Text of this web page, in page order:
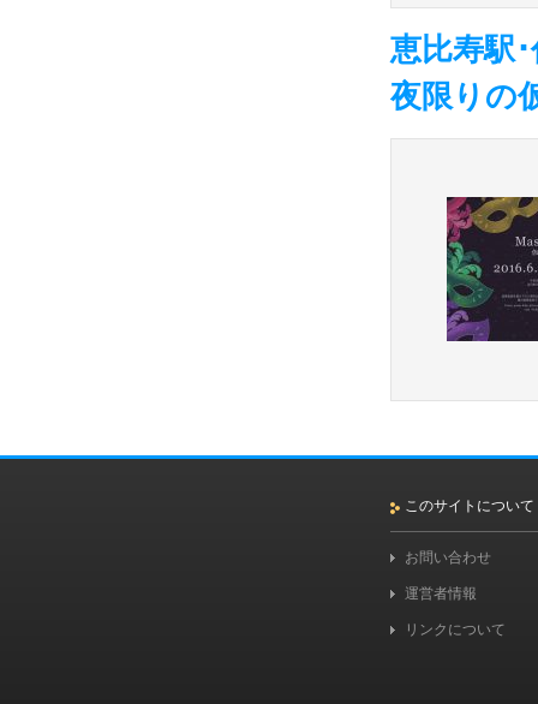
恵比寿駅
夜限りの
このサイトについて
お問い合わせ
運営者情報
リンクについて